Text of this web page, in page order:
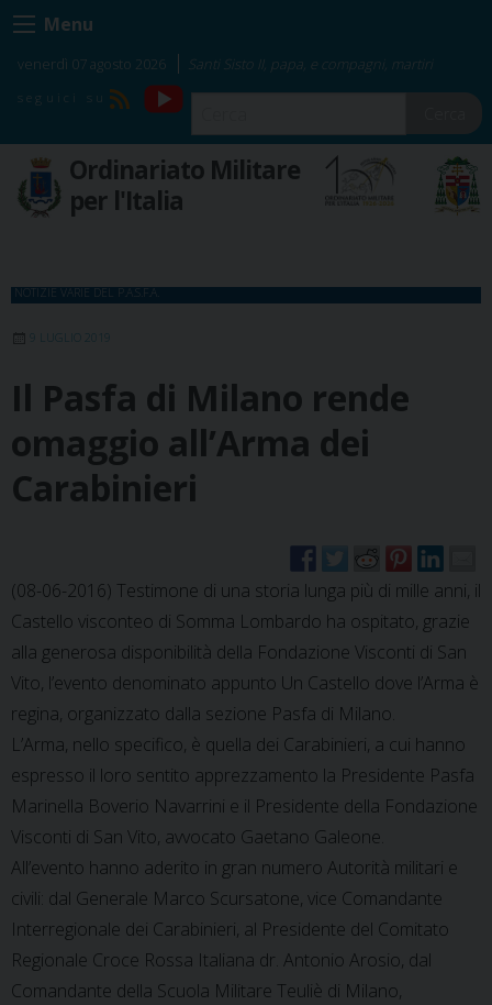
Skip
to
content
Menu
venerdì 07 agosto 2026 Santi Sisto II, papa, e compagni, martiri
RSS
YouTube
Ordinariato Militare
per l'Italia
NOTIZIE VARIE DEL P.A.S.F.A.
9 LUGLIO 2019
Il Pasfa di Milano rende
omaggio all’Arma dei
Carabinieri
(08-06-2016) Testimone di una storia lunga più di mille anni, il
Castello visconteo di Somma Lombardo ha ospitato, grazie
alla generosa disponibilità della Fondazione Visconti di San
Vito, l’evento denominato appunto Un Castello dove l’Arma è
regina, organizzato dalla sezione Pasfa di Milano.
L’Arma, nello specifico, è quella dei Carabinieri, a cui hanno
espresso il loro sentito apprezzamento la Presidente Pasfa
Marinella Boverio Navarrini e il Presidente della Fondazione
Visconti di San Vito, avvocato Gaetano Galeone.
All’evento hanno aderito in gran numero Autorità militari e
civili: dal Generale Marco Scursatone, vice Comandante
Interregionale dei Carabinieri, al Presidente del Comitato
Regionale Croce Rossa Italiana dr. Antonio Arosio, dal
Comandante della Scuola Militare Teuliè di Milano,